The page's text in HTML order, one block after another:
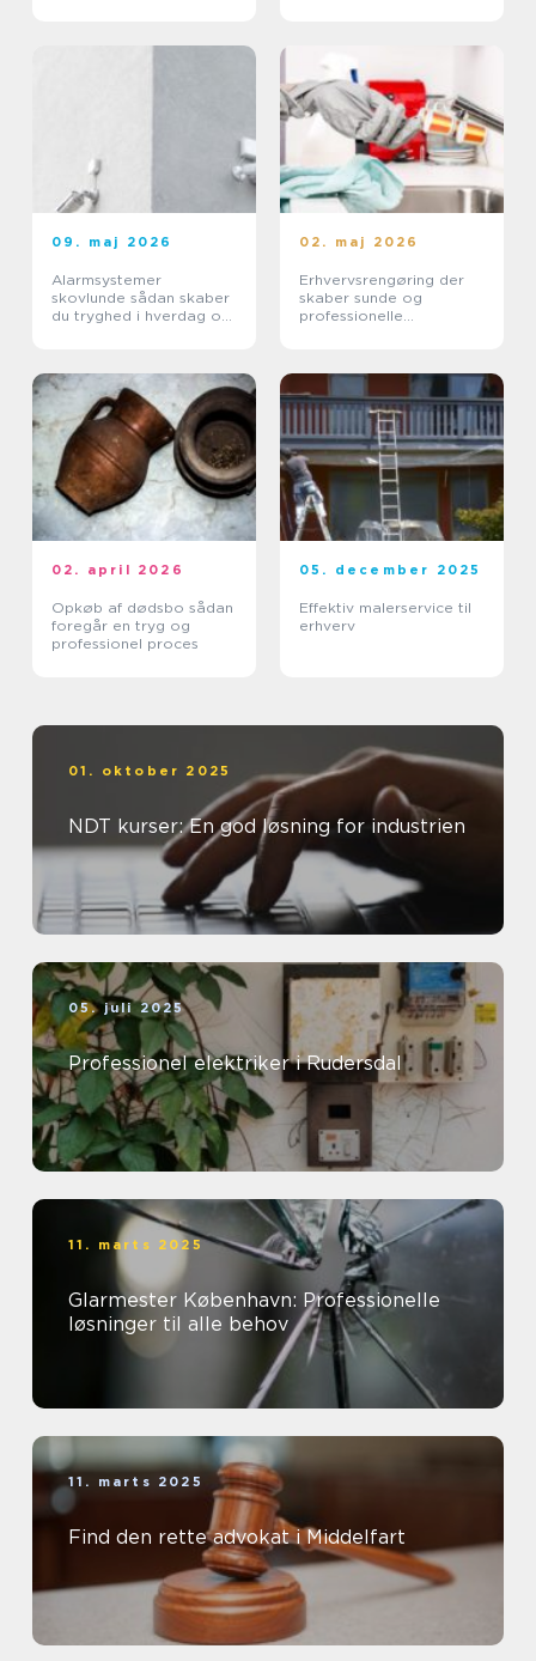
09. maj 2026
Alarmsystemer
skovlunde sådan skaber
du tryghed i hverdag og
02. maj 2026
Erhvervsrengøring der
skaber sunde og
professionelle
02. april 2026
Opkøb af dødsbo sådan
foregår en tryg og
professionel proces
05. december 2025
Effektiv malerservice til
erhverv
01. oktober 2025
NDT kurser: En god løsning for industrien
05. juli 2025
Professionel elektriker i Rudersdal
11. marts 2025
Glarmester København: Professionelle
løsninger til alle behov
11. marts 2025
Find den rette advokat i Middelfart